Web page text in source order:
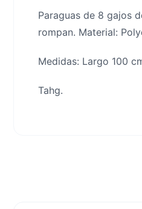
Paraguas de 8 gajos
rompan. Material:
Medidas: Largo 100
Tahg.